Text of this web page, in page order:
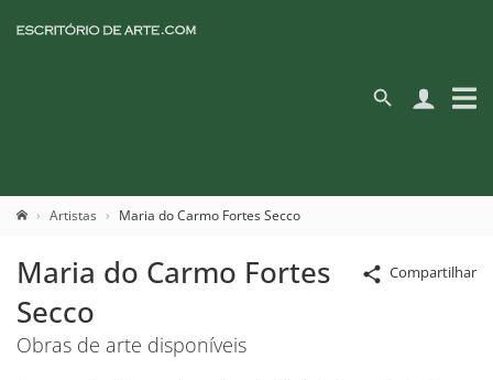
Artistas Maria do Carmo Fortes Secco
Compartilhar
Maria do Carmo Fortes
Secco
Obras de arte disponíveis